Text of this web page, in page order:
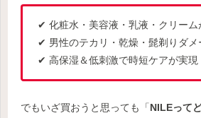
✔ 化粧水・美容液・乳液・クリーム
✔ 男性のテカリ・乾燥・髭剃りダメ
✔ 高保湿＆低刺激で時短ケアが実現
でもいざ買おうと思っても「NILEって